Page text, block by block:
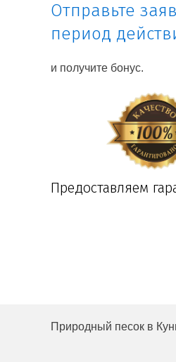
Отправьте
период
и получите бонус.
Предоставляем
Природный песок в